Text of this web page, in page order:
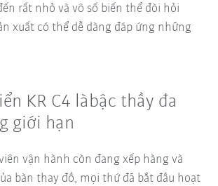
rất nhỏ và vô số biến thể đòi hỏi
xuất có thể dễ dàng đáp ứng những
KR C4 làbậc thầy đa
giới hạn
vận hành còn đang xếp hàng và
bàn thay đồ, mọi thứ đã bắt đầu hoạt